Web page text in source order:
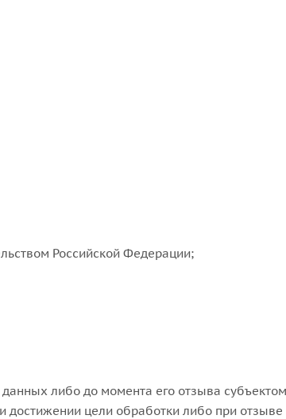
Российской Федерации;
либо до момента его отзыва
цели обработки либо при